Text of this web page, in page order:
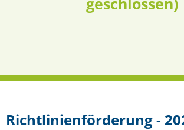
Richtlinienförderung -